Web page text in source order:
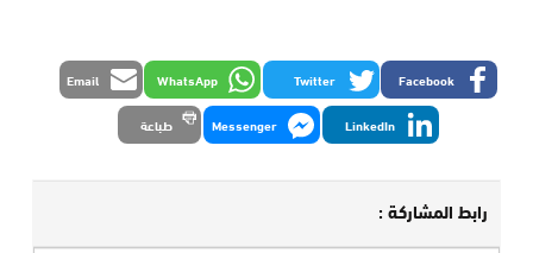
Facebook
Twitter
WhatsApp
Email
LinkedIn
Messenger طباعة
رابط المشاركة :